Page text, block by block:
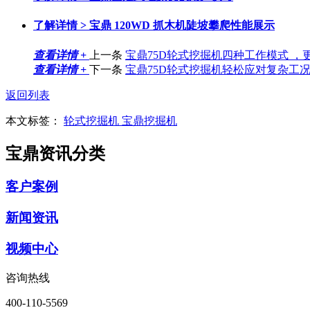
了解详情 > 宝鼎 120WD 抓木机陡坡攀爬性能展示
查看详情 + 上一条 宝鼎75D轮式挖掘机四种工作模式 ，
查看详情 + 下一条 宝鼎75D轮式挖掘机轻松应对复杂工况
返回列表
本文标签： 轮式挖掘机 宝鼎挖掘机
宝鼎资讯分类
客户案例
新闻资讯
视频中心
咨询热线
400-110-5569